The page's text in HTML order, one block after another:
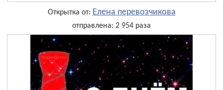
Открытка от: Елена перевозчикова
отправлена: 2 954 раза